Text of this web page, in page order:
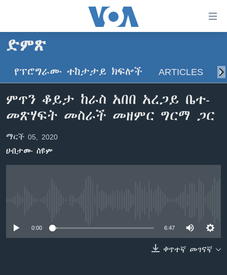
ማገናኛዎች
ዋናው
ይዘት
ወደ
ዋናው
እለፍ
ወደ
ዋናው
ዜና
ኢትዮጵያ
ኑሮ በጤንነት
ከምሽቱ ሦስት ሰዓት የአማርኛ ዜና
ክምችት
ድምጽ
የፕሮግራሙ ተከታታይ ክፍሎች ARTICLES
ምጥን ቆይታ ከራስ አበበ አረጋይ ቤተ-
መጽሃፍት መስራች መዘምር ግርማ ጋር
ማርች 05, 2020
ሀብታሙ ስዩም
0:00 6:47
ቀጥተኛ መገናኛ